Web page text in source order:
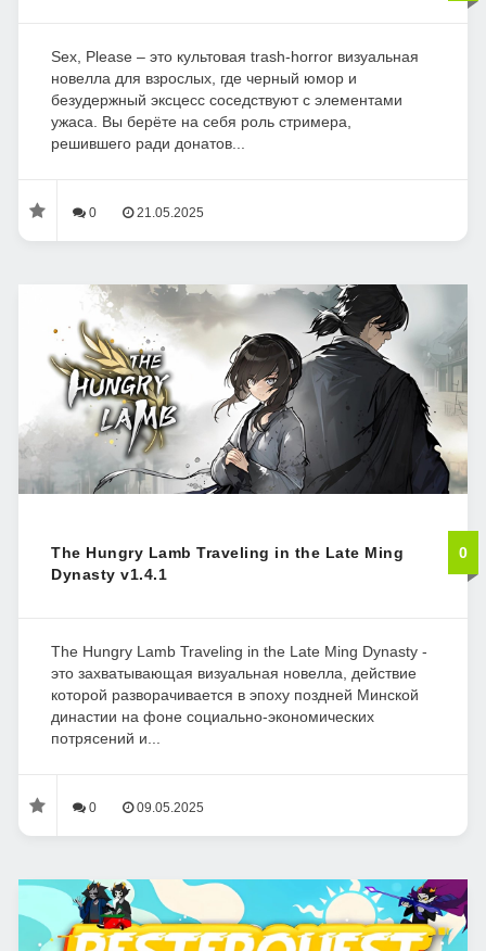
Sex, Please – это культовая trash-horror визуальная
новелла для взрослых, где черный юмор и
безудержный эксцесс соседствуют с элементами
ужаса. Вы берёте на себя роль стримера,
решившего ради донатов...
0 21.05.2025
The Hungry Lamb Traveling in the Late Ming
Dynasty v1.4.1
0
The Hungry Lamb Traveling in the Late Ming Dynasty -
это захватывающая визуальная новелла, действие
которой разворачивается в эпоху поздней Минской
династии на фоне социально-экономических
потрясений и...
0 09.05.2025